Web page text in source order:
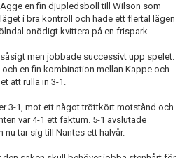
en fin djupledsboll till Wilson som
i bra kontroll och hade ett flertal lägen
onödigt kvittera på en frispark.
men jobbade successivt upp spelet.
en fin kombination mellan Kappe och
att rulla in 3-1.
3-1, mot ett något tröttkört motstånd och
var 4-1 ett faktum. 5-1 avslutade
nu tar sig till Nantes ett halvår.